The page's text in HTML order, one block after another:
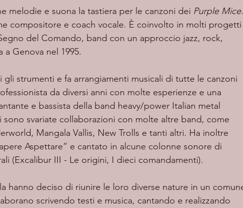
e suona la tastiera per le canzoni dei
Purple Mice.
compositore e coach vocale. È coinvolto in molti progetti
del Comando, band con un approccio jazz, rock,
a Genova nel 1995.
da diversi anni con molte esperienze e una
e bassista della band heavy/power Italian metal
svariate collaborazioni con molte altre band, come
Mangala Vallis, New Trolls e tanti altri. Ha inoltre
Aspettare” e cantato in alcune colonne sonore di
(Excalibur III - Le origini, I dieci comandamenti).
scrivendo testi e musica, cantando e realizzando